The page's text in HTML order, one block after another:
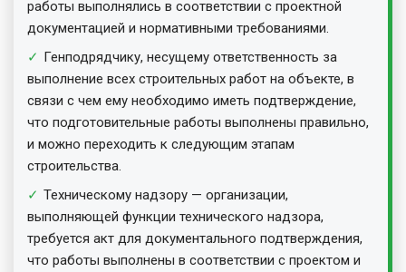
работы выполнялись в соответствии с проектной
документацией и нормативными требованиями.
Генподрядчику, несущему ответственность за
выполнение всех строительных работ на объекте, в
связи с чем ему необходимо иметь подтверждение,
что подготовительные работы выполнены правильно,
и можно переходить к следующим этапам
строительства.
Техническому надзору — организации,
выполняющей функции технического надзора,
требуется акт для документального подтверждения,
что работы выполнены в соответствии с проектом и